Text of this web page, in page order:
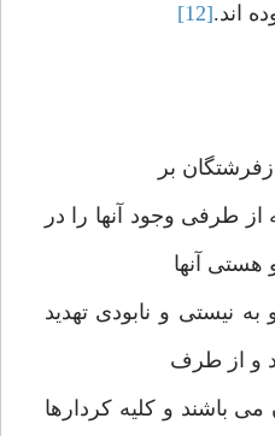
اند.[12]
بر
از طرفی وجود آنها را در
هستی آنها
نیستی و نابودی تهدید
و از طرف
باشند و کلیه کردارها